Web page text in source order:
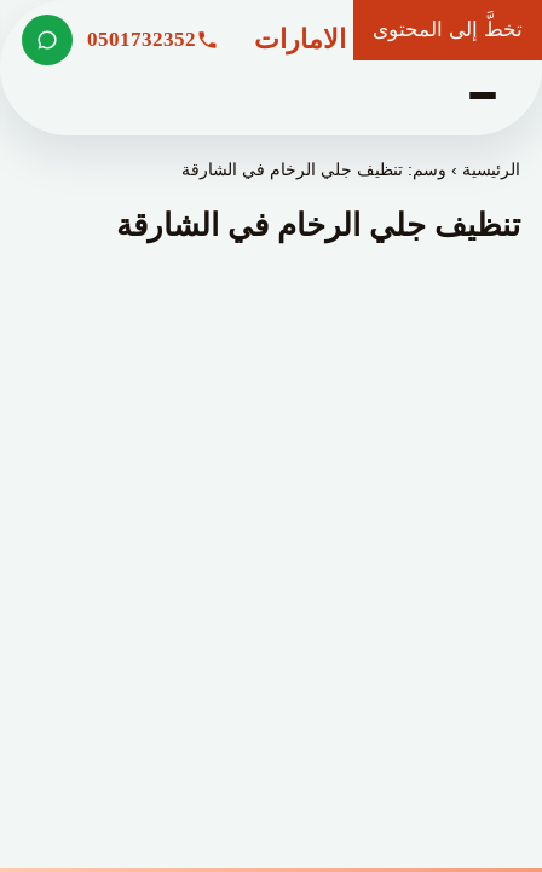
تخطَّ إلى المحتوى
شركة وعد الامارات 0501732352
الرئيسية ›وسم: تنظيف جلي الرخام في الشارقة
تنظيف جلي الرخام في الشارقة